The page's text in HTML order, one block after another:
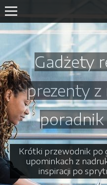
Gadżety
prezenty z
poradnik
Krótki przewodnik po
upominkach z
inspiracji po